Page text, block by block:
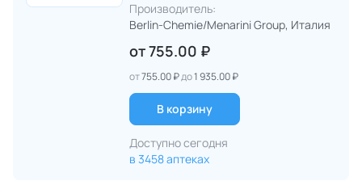
Производитель:
Berlin-Chemie/Menarini Group, Италия
от755.00 ₽
от755.00 ₽до1 935.00 ₽
В корзину
Доступно сегодня
в 3458 аптеках